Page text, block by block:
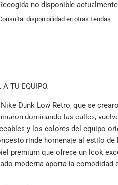
no disponible
disponibilidad en otras tiendas
A TU EQUIPO.
Dunk Low Retro, que se
dominando las calles,
y los colores del equipo
rinde homenaje al estilo
premium que ofrece un look
moderna aporta la comodidad